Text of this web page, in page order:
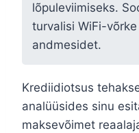
lõpuleviimiseks.
turvalisi WiFi-
andmesidet.
Krediidiotsus
analüüsides sinu
maksevõimet